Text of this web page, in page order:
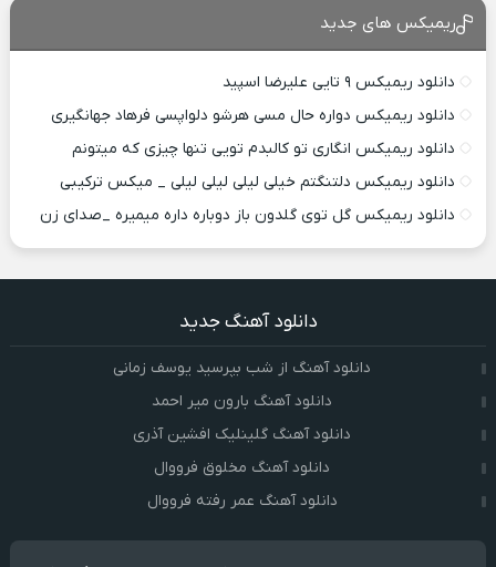
ریمیکس های جدید
دانلود ریمیکس ۹ تایی علیرضا اسپید
دانلود ریمیکس دواره حال مسی هرشو دلواپسی فرهاد جهانگیری
دانلود ریمیکس انگاری تو کالبدم تویی تنها چیزی که میتونم
دانلود ریمیکس دلتنگتم خیلی لیلی لیلی لیلی _ میکس ترکیبی
دانلود ریمیکس گل توی گلدون باز دوباره داره میمیره _صدای زن
دانلود آهنگ جدید
دانلود آهنگ از شب بپرسید یوسف زمانی
دانلود آهنگ بارون میر احمد
دانلود آهنگ گلینلیک افشین آذری
دانلود آهنگ مخلوق فرووال
دانلود آهنگ عمر رفته فرووال